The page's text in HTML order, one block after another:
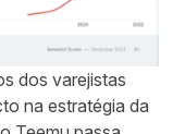
dos varejistas
na estratégia da